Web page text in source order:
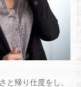
と帰り仕度をし、